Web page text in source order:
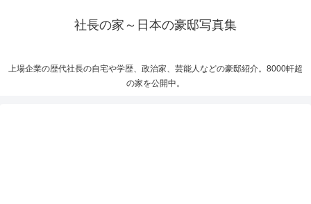
社長の家～日本の豪邸写真集
上場企業の歴代社長の自宅や学歴、政治家、芸能人などの豪邸紹介。8000軒超
の家を公開中。